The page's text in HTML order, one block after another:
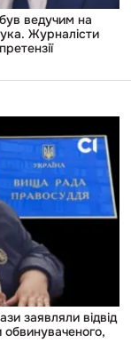
ведучим на
Журналісти
заявляли відвід
обвинуваченого,